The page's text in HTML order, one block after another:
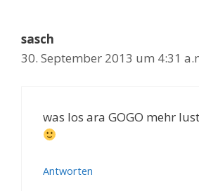
sasch
30. September 2013 um 4:31
was los ara GOGO mehr
Antworten